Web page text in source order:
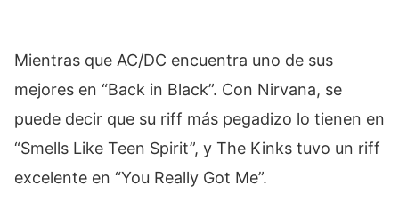
Mientras que AC/DC encuentra uno de sus
mejores en “Back in Black”. Con Nirvana, se
puede decir que su riff más pegadizo lo tienen en
“Smells Like Teen Spirit”, y The Kinks tuvo un riff
excelente en “You Really Got Me”.